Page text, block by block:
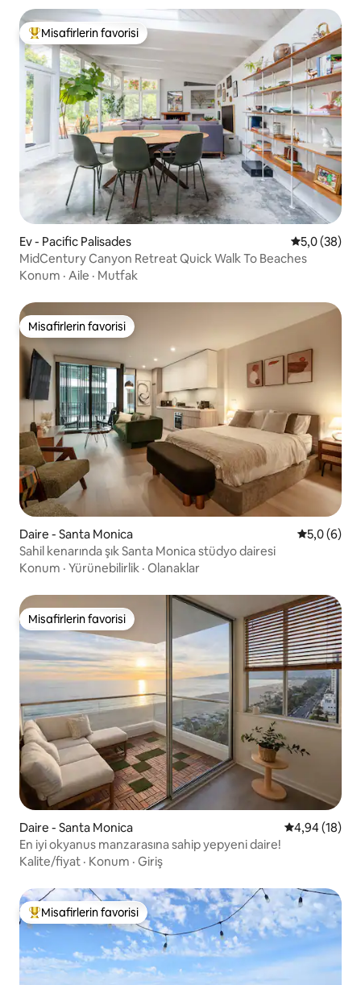
Misafirlerin favorilerinden en beğenilenler arasında
Misafirlerin favorisi
Ev - Pacific Palisades 5 üzerinden
5,0 (38)
MidCentury Canyon Retreat Quick Walk To Beaches
Konum · Aile · Mutfak
Misafirlerin favorisi
Misafirlerin favorisi
Daire - Santa Monica 55,0 (6)
Sahil kenarında şık Santa Monica stüdyo dairesi
Konum · Yürünebilirlik · Olanaklar
Misafirlerin favorisi
Misafirlerin favorisi
Daire - Santa Monica 5 üzerinden
4,94 (18)
En iyi okyanus manzarasına sahip yepyeni daire!
Kalite/fiyat · Konum · Giriş
Misafirlerin favorilerinden en beğenilenler arasında
Misafirlerin favorisi